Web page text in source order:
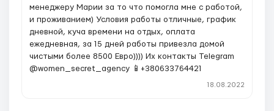
менеджеру Марии за то что помогла мне с работой,
и проживанием) Условия работы отличные, график
дневной, куча времени на отдых, оплата
ежедневная, за 15 дней работы привезла домой
чистыми более 8500 Евро)))) Их контакты Telegram
@women_secret_agency 📱+380633764421
18.08.2022